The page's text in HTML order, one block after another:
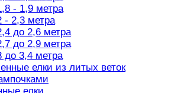
- 1,9 метра
- 2,3 метра
до 2,6 метра
до 2,9 метра
до 3,4 метра
елки из литых веток